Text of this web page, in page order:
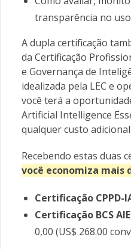
transparência no uso
A dupla certificação
da Certificação
e Governança de
idealizada pela LEC e
você terá a
Artificial Intelligence
qualquer custo adicional.
Recebendo estas duas
você economiza mais
Certificação CPPD-
Certificação BCS
0,00 (US$ 268.00